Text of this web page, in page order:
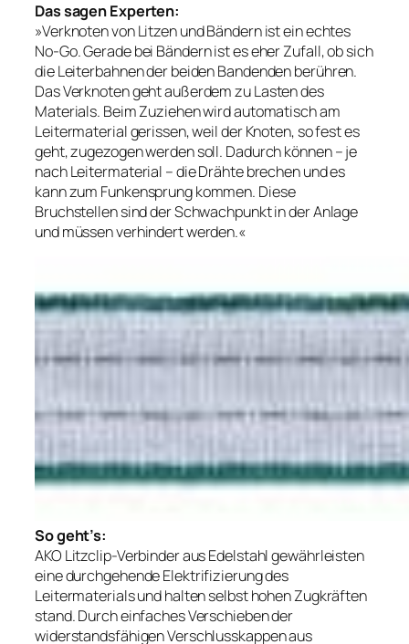
Das sagen Experten:
»Verknoten von Litzen und Bändern ist ein echtes
No-Go. Gerade bei Bändern ist es eher Zufall, ob sich
die Leiterbahnen der beiden Bandenden berühren.
Das Verknoten geht außerdem zu Lasten des
Materials. Beim Zuziehen wird automatisch am
Leitermaterial gerissen, weil der Knoten, so fest es
geht, zugezogen werden soll. Dadurch können – je
nach Leitermaterial – die Drähte brechen und es
kann zum Funkensprung kommen. Diese
Bruchstellen sind der Schwachpunkt in der Anlage
und müssen verhindert werden.«
So geht’s:
AKO Litzclip-Verbinder aus Edelstahl gewährleisten
eine durchgehende Elektrifizierung des
Leitermaterials und halten selbst hohen Zugkräften
stand. Durch einfaches Verschieben der
widerstandsfähigen Verschlusskappen aus